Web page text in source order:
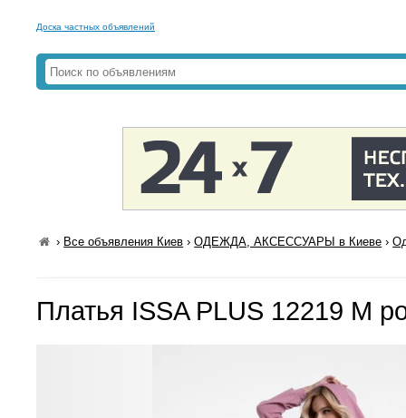
Доска частных объявлений
› Все объявления Киев ›ОДЕЖДА, АКСЕССУАРЫ в Киеве ›
Платья ISSA PLUS 12219 M